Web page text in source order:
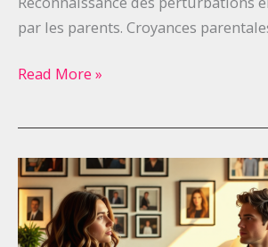
par les parents. Croyances
Read More »